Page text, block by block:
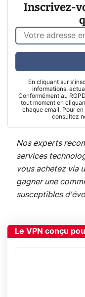
Inscrivez-
En cliquant sur
informations,
Conformément au
tout moment en
chaque email. Pour
consultez
Nos experts
services
vous achetez via
gagner une
susceptibles
Le VPN conçu